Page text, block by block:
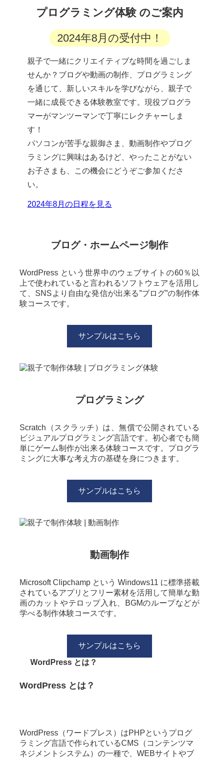
プログラミング体験 のご案内
2024年8月の受付中！
親子で一緒にクリエイティブな時間を過ごしま
せんか？ブログや動画の制作、プログラミング
を通じて、新しいスキルを学びながら、親子で
一緒に成長できる体験教室です。現役プログラ
マーがマンツーマンで丁寧にレクチャーしま
す！
パソコンが苦手な親御さま、動画制作やプログ
ラミングに興味はあるけど、やったことがない
お子さまも、この機会にどうぞご参加くださ
い。
2024年8月の日程を見る
ブログ・ホームページ制作
WordPress という世界中のウェブサイトの60％以
上で使われていると言われるソフトウェアを活用し
て、SNSより自由な発信が出来る”ブログ”の制作体
験コースです。
サンプルはこちら
プログラミング
Scratch（スクラッチ）は、無償で公開されている
ビジュアルプログラミング言語です。初心者でも簡
単にゲーム制作が出来る体験コースです。プログラ
ミングに大事な考え方の基礎を身につきます。
サンプルはこちら
動画制作
Microsoft Clipchamp という Windows11 に標準搭載
されているアプリとフリー素材を活用して簡単な動
画のカットやテロップ入れ、BGMのループなどが
学べる制作体験コースです。
サンプルはこちら
WordPress とは？
WordPress とは？
WordPress（ワードプレス）はPHPというプログ
ラミング言語で​作られているCMS（コンテンツマ
ネジメントシステム）の一種で、WEBサイトやブ